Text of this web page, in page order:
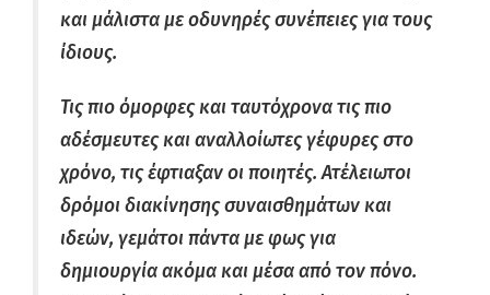
και μάλιστα με οδυνηρές συνέπειες για τους
ίδιους.
Τις πιο όμορφες και ταυτόχρονα τις πιο
αδέσμευτες και αναλλοίωτες γέφυρες στο
χρόνο, τις έφτιαξαν οι ποιητές. Ατέλειωτοι
δρόμοι διακίνησης συναισθημάτων και
ιδεών, γεμάτοι πάντα με φως για
δημιουργία ακόμα και μέσα από τον πόνο.